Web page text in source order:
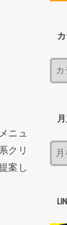
ニュ
クリ
案し